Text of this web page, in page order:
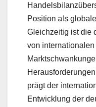
Position als
Gleichzeitig ist die
von
prägt der
Entwicklung der